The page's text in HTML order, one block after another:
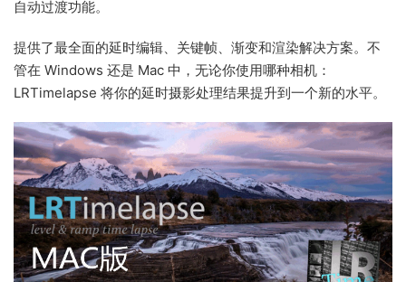
自动过渡功能。
提供了最全面的延时编辑、关键帧、渐变和渲染解决方案。不
管在 Windows 还是 Mac 中，无论你使用哪种相机：
LRTimelapse 将你的延时摄影处理结果提升到一个新的水平。